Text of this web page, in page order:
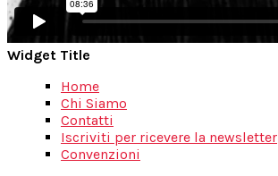
Widget Title
Home
Chi Siamo
Contatti
Iscriviti per ricevere la newsletter
Convenzioni